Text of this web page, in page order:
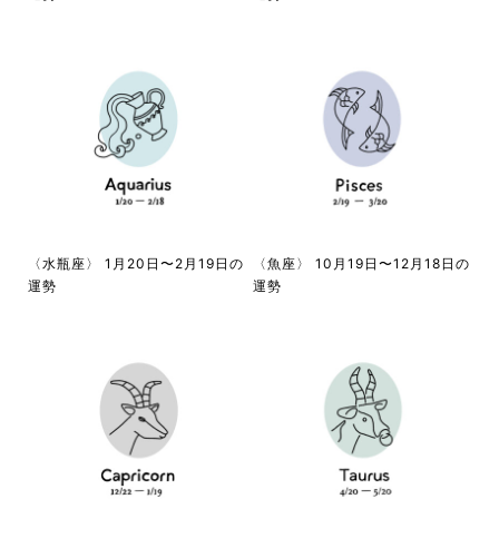
〈水瓶座〉 1月20日〜2月19日の
運勢
〈魚座〉 10月19日〜12月18日の
運勢